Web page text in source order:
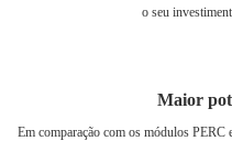
o seu
Maior
Em comparação com os módulos